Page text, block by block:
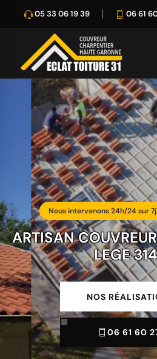
05 33 06 19 39 06 61
Nous intervenons 24h/24 sur
ARTISAN
LEGE
NOS
06 61 60